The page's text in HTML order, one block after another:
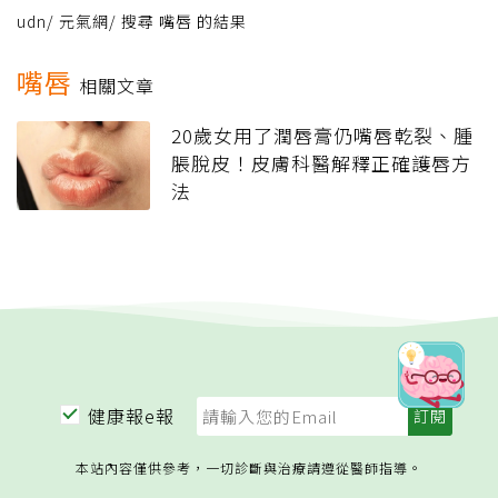
udn/ 元氣網/ 搜尋 嘴唇 的結果
嘴唇 相關文章
20歲女用了潤唇膏仍嘴唇乾裂、腫
脹脫皮！皮膚科醫解釋正確護唇方
法
健康報e報
本站內容僅供參考，一切診斷與治療請遵從醫師指導。